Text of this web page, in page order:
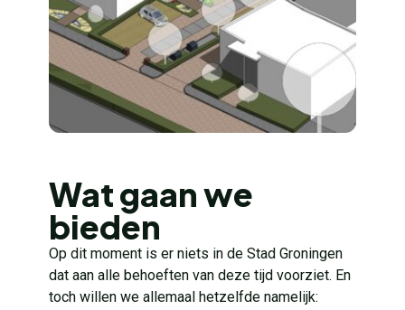
Wat gaan we
bieden
Op dit moment is er niets in de Stad Groningen
dat aan alle behoeften van deze tijd voorziet. En
toch willen we allemaal hetzelfde namelijk: